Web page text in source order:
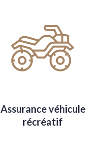
Assurance véhicule
récréatif